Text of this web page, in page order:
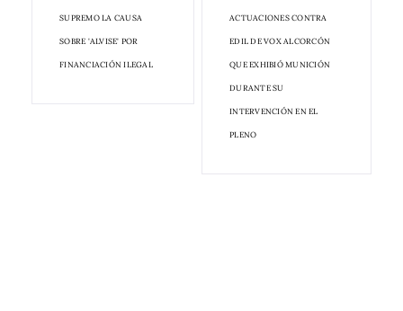
SUPREMO LA CAUSA
SOBRE 'ALVISE' POR
FINANCIACIÓN ILEGAL
ACTUACIONES CONTRA
EDIL DE VOX ALCORCÓN
QUE EXHIBIÓ MUNICIÓN
DURANTE SU
INTERVENCIÓN EN EL
PLENO